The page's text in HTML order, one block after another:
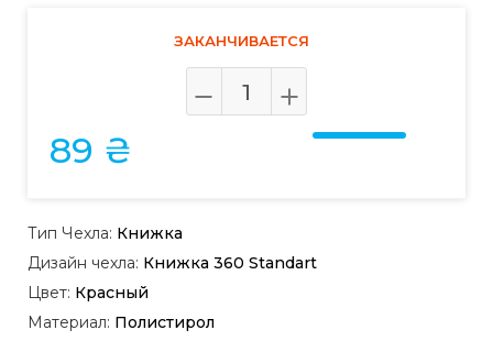
ЗАКАНЧИВАЕТСЯ
89 ₴
Тип Чехла: Книжка
Дизайн чехла: Книжка 360 Standart
Цвет: Красный
Материал: Полистирол